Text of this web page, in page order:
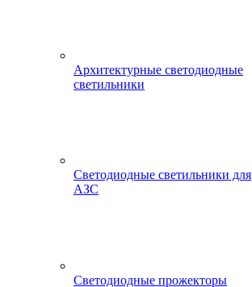
Архитектурные светодиодные
светильники
Светодиодные светильники для
АЗС
Светодиодные прожекторы